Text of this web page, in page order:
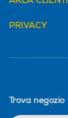
PRIVACY
Trova negozio